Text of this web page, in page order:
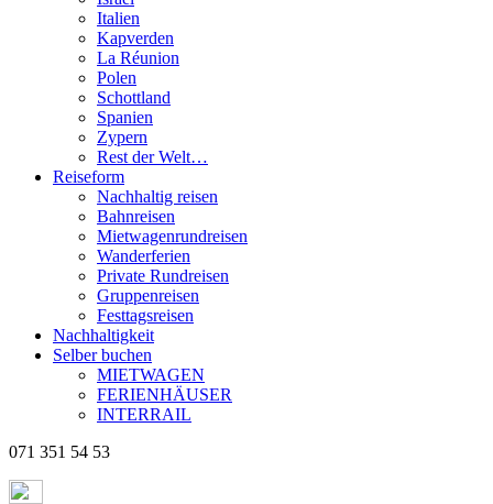
Italien
Kapverden
La Réunion
Polen
Schottland
Spanien
Zypern
Rest der Welt…
Reiseform
Nachhaltig reisen
Bahnreisen
Mietwagenrundreisen
Wanderferien
Private Rundreisen
Gruppenreisen
Festtagsreisen
Nachhaltigkeit
Selber buchen
MIETWAGEN
FERIENHÄUSER
INTERRAIL
071 351 54 53